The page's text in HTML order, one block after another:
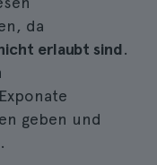
da
erlaubt sind.
geben und